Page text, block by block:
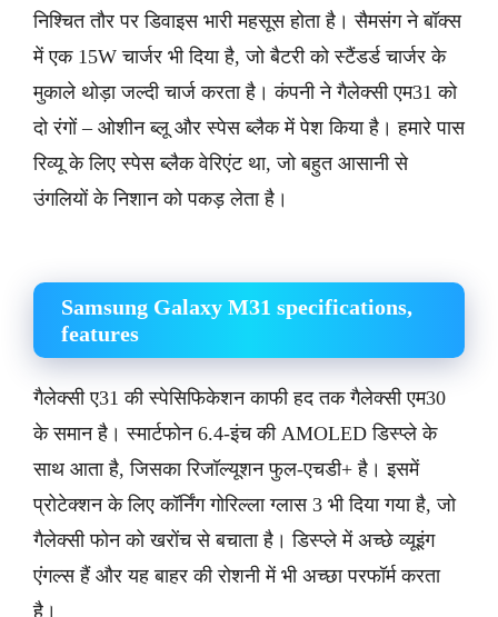
निश्चित तौर पर डिवाइस भारी महसूस होता है। सैमसंग ने बॉक्स
में एक 15W चार्जर भी दिया है, जो बैटरी को स्टैंडर्ड चार्जर के
मुकाले थोड़ा जल्दी चार्ज करता है। कंपनी ने गैलेक्सी एम31 को
दो रंगों – ओशीन ब्लू और स्पेस ब्लैक में पेश किया है। हमारे पास
रिव्यू के लिए स्पेस ब्लैक वेरिएंट था, जो बहुत आसानी से
उंगलियों के निशान को पकड़ लेता है।
Samsung Galaxy M31 specifications,
features
गैलेक्सी ए31 की स्पेसिफिकेशन काफी हद तक गैलेक्सी एम30
के समान है। स्मार्टफोन 6.4-इंच की AMOLED डिस्प्ले के
साथ आता है, जिसका रिजॉल्यूशन फुल-एचडी+ है। इसमें
प्रोटेक्शन के लिए कॉर्निंग गोरिल्ला ग्लास 3 भी दिया गया है, जो
गैलेक्सी फोन को खरोंच से बचाता है। डिस्प्ले में अच्छे व्यूइंग
एंगल्स हैं और यह बाहर की रोशनी में भी अच्छा परफॉर्म करता
है।